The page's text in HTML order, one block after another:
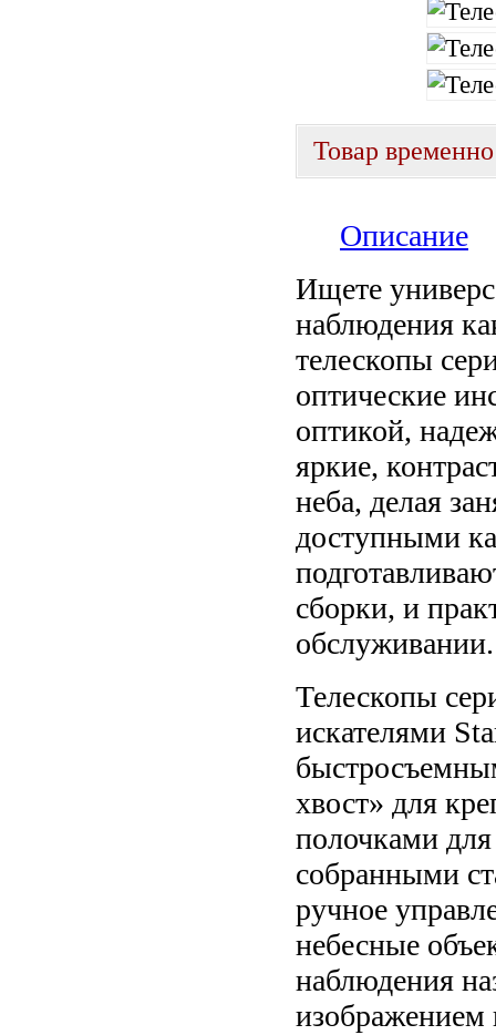
Товар временно
Описание
Ищете
наблюдения
телескопы
оптические
оптикой,
яркие,
неба, делая
доступными
сборки, и
обслуживании.
Телескопы
искателями
хвост» для
полочками для
собранными
ручное
небесные
наблюдения
изображением